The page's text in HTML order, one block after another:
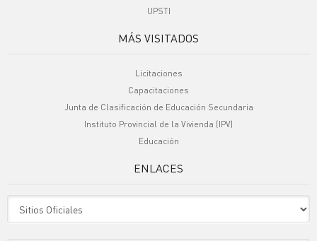
UPSTI
MÁS VISITADOS
Licitaciones
Capacitaciones
Junta de Clasificación de Educación Secundaria
Instituto Provincial de la Vivienda (IPV)
Educación
ENLACES